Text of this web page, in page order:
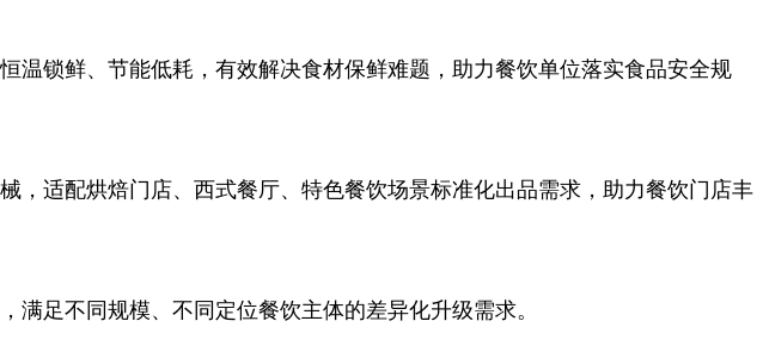
温锁鲜、节能低耗，有效解决食材保鲜难题，助力餐饮单位落实食品安全规
，适配烘焙门店、西式餐厅、特色餐饮场景标准化出品需求，助力餐饮门店丰
足不同规模、不同定位餐饮主体的差异化升级需求。